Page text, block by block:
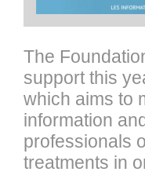
The
support this
which aims to
information
professionals
treatments in